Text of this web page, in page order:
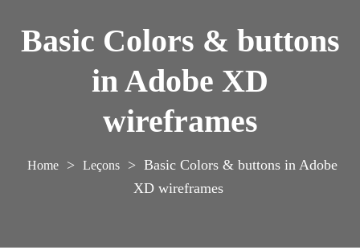
Basic Colors & buttons
in Adobe XD
wireframes
> Leçons > Basic Colors & buttons in Adobe
XD wireframes